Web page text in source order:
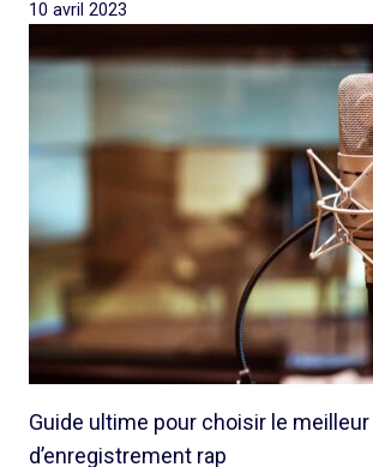
10 avril 2023
Guide ultime pour choisir le
d’enregistrement rap